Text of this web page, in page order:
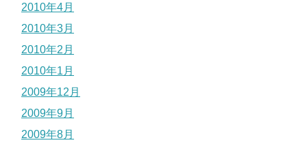
2010年4月
2010年3月
2010年2月
2010年1月
2009年12月
2009年9月
2009年8月